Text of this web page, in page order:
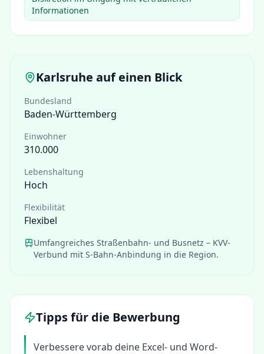
Informationen
Karlsruhe auf einen Blick
Bundesland
Baden-Württemberg
Einwohner
310.000
Lebenshaltung
Hoch
Flexibilität
Flexibel
Umfangreiches Straßenbahn- und Busnetz – KVV-
Verbund mit S-Bahn-Anbindung in die Region.
Tipps für die Bewerbung
Verbessere vorab deine Excel- und Word-